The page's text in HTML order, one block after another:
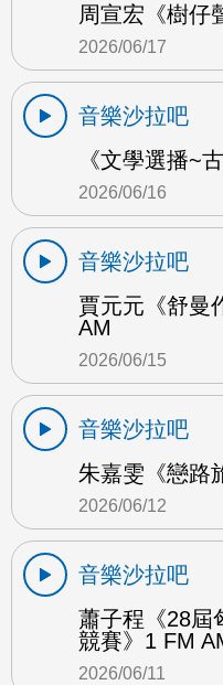
周宣宏《樹仔
2026/06/17
音樂沙拉吧
《文學選播~
2026/06/16
音樂沙拉吧
賈元元《舒曼
AM
2026/06/15
音樂沙拉吧
朱嘉雯《戀路
2026/06/12
音樂沙拉吧
蕭子程《28屆
競賽》1 FM
2026/06/11